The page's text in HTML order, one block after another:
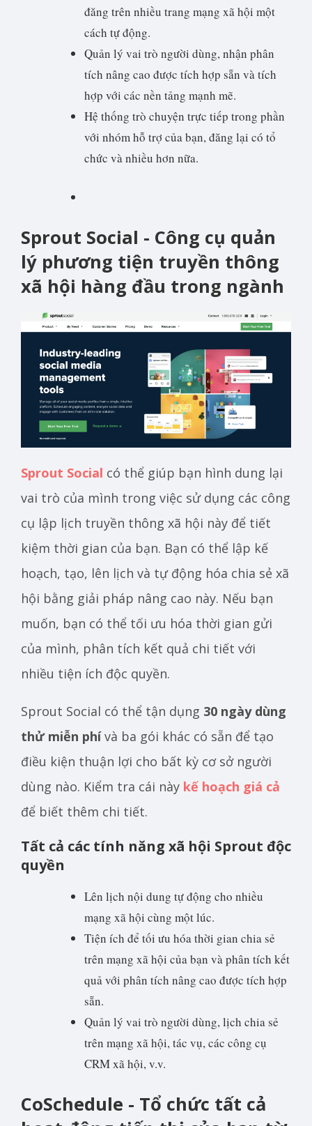
đăng trên nhiều trang mạng xã hội một
cách tự động.
Quản lý vai trò người dùng, nhận phân
tích nâng cao được tích hợp sẵn và tích
hợp với các nền tảng mạnh mẽ.
Hệ thống trò chuyện trực tiếp trong phần
với nhóm hỗ trợ của bạn, đăng lại có tổ
chức và nhiều hơn nữa.
Sprout Social - Công cụ quản
lý phương tiện truyền thông
xã hội hàng đầu trong ngành
Sprout Social có thể giúp bạn hình dung lại
vai trò của mình trong việc sử dụng các công
cụ lập lịch truyền thông xã hội này để tiết
kiệm thời gian của bạn. Bạn có thể lập kế
hoạch, tạo, lên lịch và tự động hóa chia sẻ xã
hội bằng giải pháp nâng cao này. Nếu bạn
muốn, bạn có thể tối ưu hóa thời gian gửi
của mình, phân tích kết quả chi tiết với
nhiều tiện ích độc quyền.
Sprout Social có thể tận dụng 30 ngày dùng
thử miễn phívà ba gói khác có sẵn để tạo
điều kiện thuận lợi cho bất kỳ cơ sở người
dùng nào. Kiểm tra cái này kế hoạch giá cả
để biết thêm chi tiết.
Tất cả các tính năng xã hội Sprout độc
quyền
Lên lịch nội dung tự động cho nhiều
mạng xã hội cùng một lúc.
Tiện ích để tối ưu hóa thời gian chia sẻ
trên mạng xã hội của bạn và phân tích kết
quả với phân tích nâng cao được tích hợp
sẵn.
Quản lý vai trò người dùng, lịch chia sẻ
trên mạng xã hội, tác vụ, các công cụ
CRM xã hội, v.v.
CoSchedule - Tổ chức tất cả